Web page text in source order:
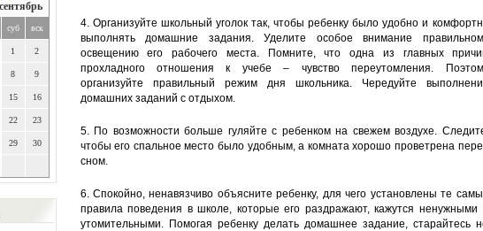
суб вск
1 2
8 9
15 16
22 23
29 30
4. Организуйте школьный уголок так, чтобы ребенку было удобно и
выполнять домашние задания. Уделите особое внимание
освещению его рабочего места. Помните, что одна из главных
прохладного отношения к учебе – чувство переутомления.
организуйте правильный режим дня школьника. Чередуйте
домашних заданий с отдыхом.
5. По возможности больше гуляйте с ребенком на свежем воздухе.
чтобы его спальное место было удобным, а комната хорошо проветрена
сном.
6. Спокойно, ненавязчиво объясните ребенку, для чего установлены те
правила поведения в школе, которые его раздражают, кажутся ненужными
утомительными. Помогая ребенку делать домашнее задание, старайтесь